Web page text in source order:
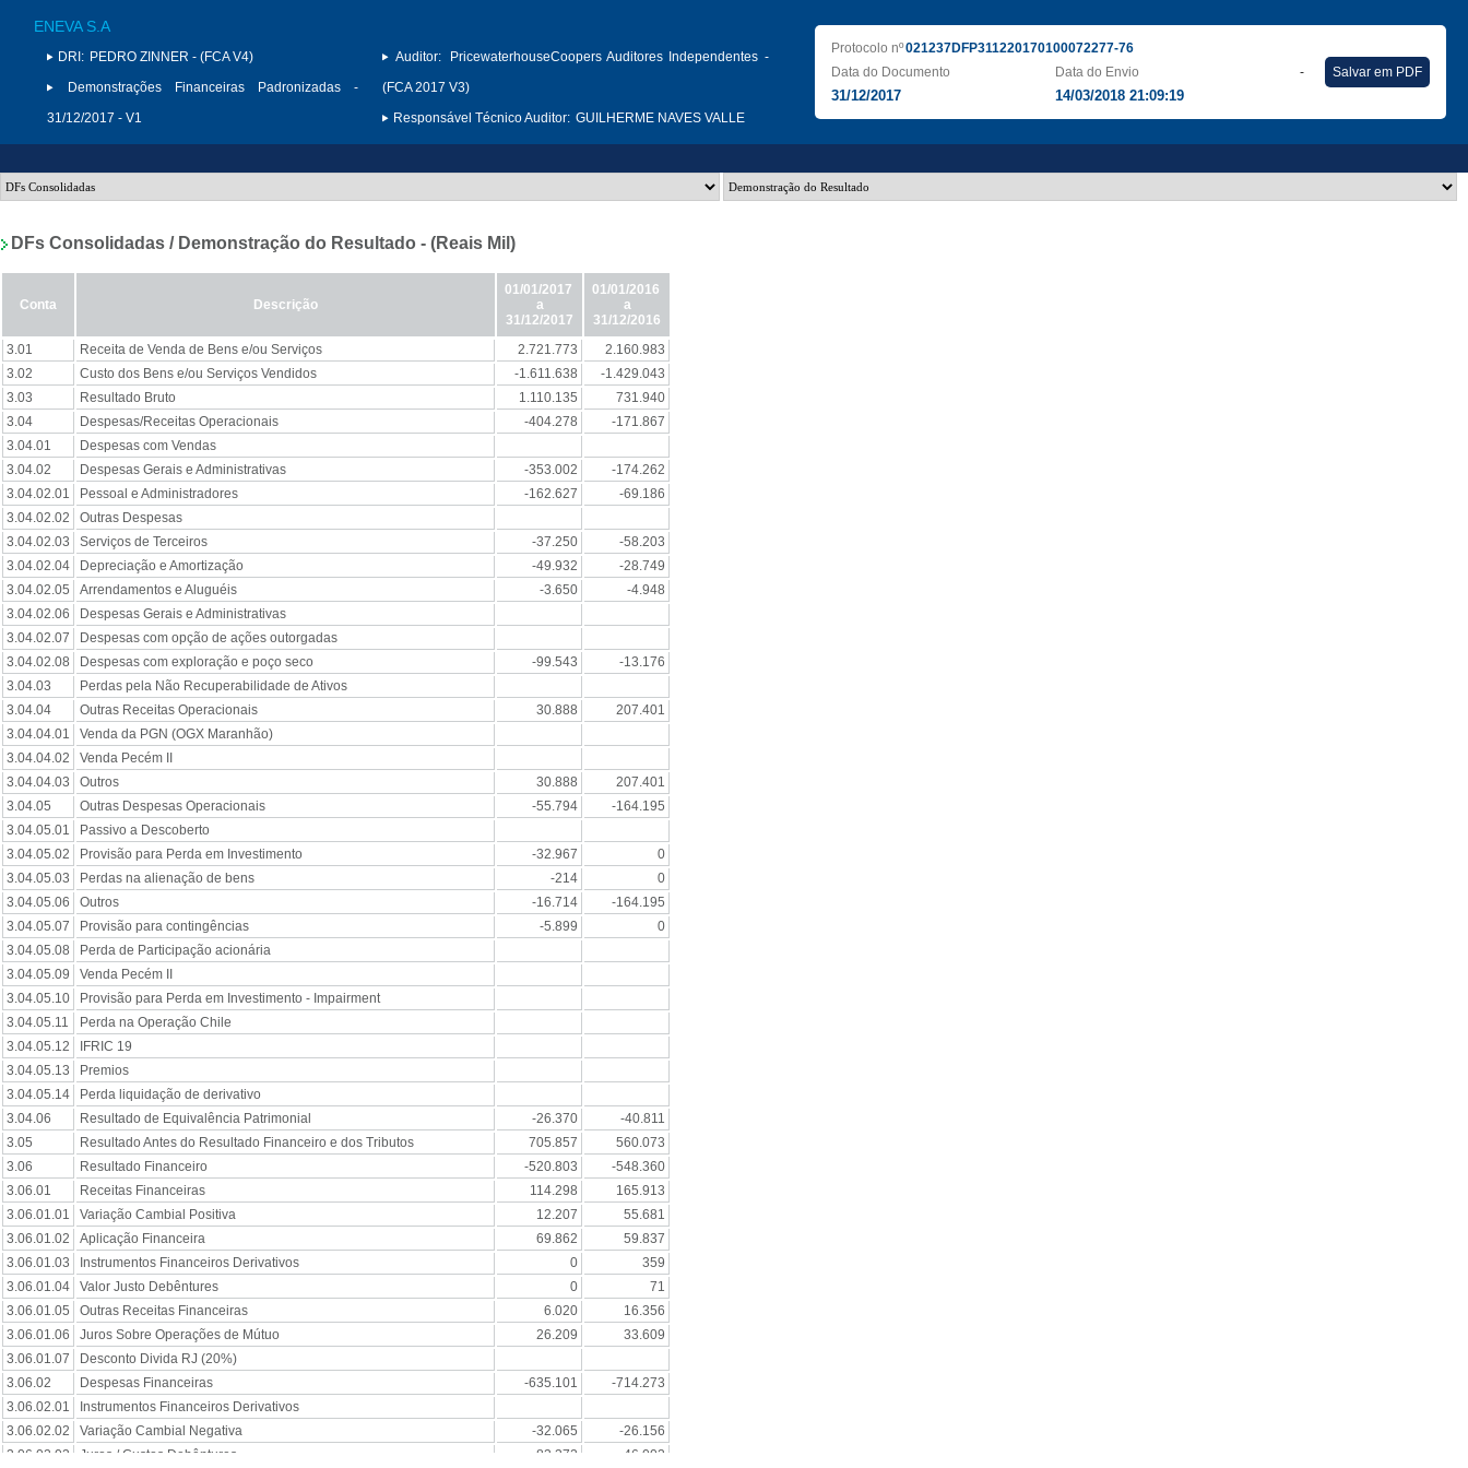
ENEVA S.A
DRI: PEDRO ZINNER - (FCA V4)
Demonstrações Financeiras Padronizadas -
31/12/2017 - V1
Auditor:
PricewaterhouseCoopers Auditores Independentes -
(FCA 2017 V3)
Responsável Técnico Auditor: GUILHERME NAVES VALLE
Protocolo nº021237DFP311220170100072277-76
Data do Documento
31/12/2017
Data do Envio
14/03/2018 21:09:19
- Salvar em PDF